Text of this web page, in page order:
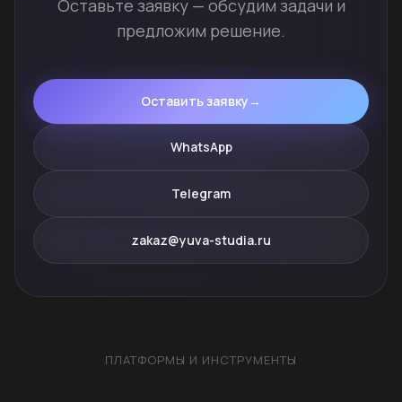
Оставьте заявку — обсудим задачи и
предложим решение.
Оставить заявку →
WhatsApp
Telegram
zakaz@yuva-studia.ru
ПЛАТФОРМЫ И ИНСТРУМЕНТЫ